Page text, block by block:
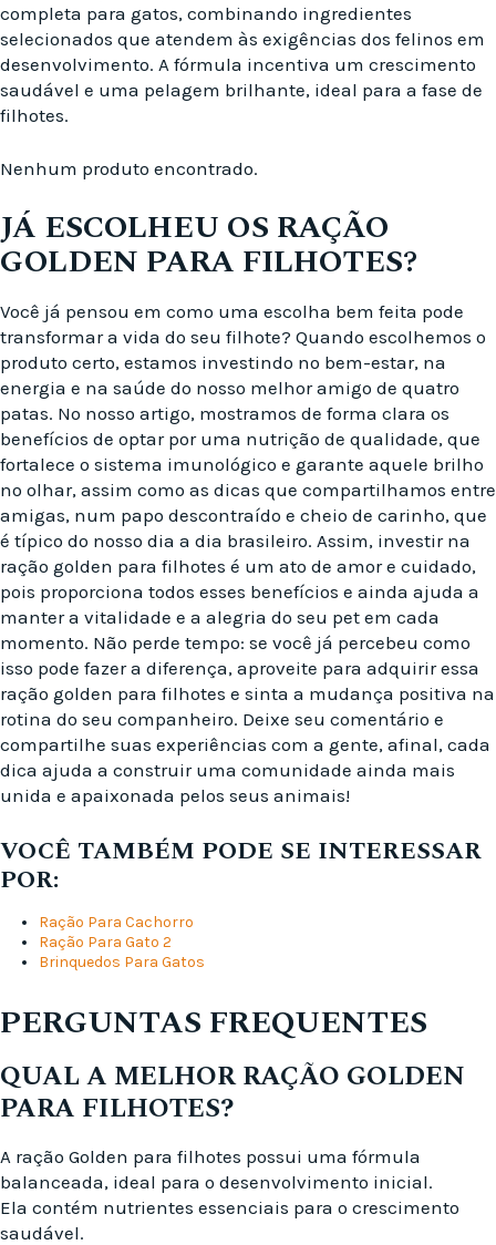
completa para gatos, combinando ingredientes
selecionados que atendem às exigências dos felinos em
desenvolvimento. A fórmula incentiva um crescimento
saudável e uma pelagem brilhante, ideal para a fase de
filhotes.
Nenhum produto encontrado.
JÁ ESCOLHEU OS RAÇÃO
GOLDEN PARA FILHOTES?
Você já pensou em como uma escolha bem feita pode
transformar a vida do seu filhote? Quando escolhemos o
produto certo, estamos investindo no bem-estar, na
energia e na saúde do nosso melhor amigo de quatro
patas. No nosso artigo, mostramos de forma clara os
benefícios de optar por uma nutrição de qualidade, que
fortalece o sistema imunológico e garante aquele brilho
no olhar, assim como as dicas que compartilhamos entre
amigas, num papo descontraído e cheio de carinho, que
é típico do nosso dia a dia brasileiro. Assim, investir na
ração golden para filhotes é um ato de amor e cuidado,
pois proporciona todos esses benefícios e ainda ajuda a
manter a vitalidade e a alegria do seu pet em cada
momento. Não perde tempo: se você já percebeu como
isso pode fazer a diferença, aproveite para adquirir essa
ração golden para filhotes e sinta a mudança positiva na
rotina do seu companheiro. Deixe seu comentário e
compartilhe suas experiências com a gente, afinal, cada
dica ajuda a construir uma comunidade ainda mais
unida e apaixonada pelos seus animais!
VOCÊ TAMBÉM PODE SE INTERESSAR
POR:
Ração Para Cachorro
Ração Para Gato 2
Brinquedos Para Gatos
PERGUNTAS FREQUENTES
QUAL A MELHOR RAÇÃO GOLDEN
PARA FILHOTES?
A ração Golden para filhotes possui uma fórmula
balanceada, ideal para o desenvolvimento inicial.
Ela contém nutrientes essenciais para o crescimento
saudável.